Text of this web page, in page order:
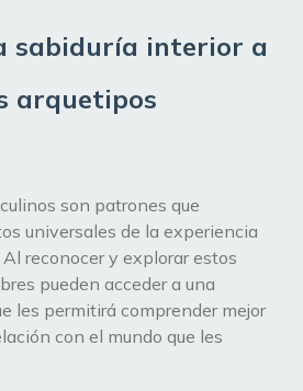
sabiduría interior a
arquetipos
son patrones que
universales de la experiencia
reconocer y explorar estos
pueden acceder a una
les permitirá comprender mejor
con el mundo que les